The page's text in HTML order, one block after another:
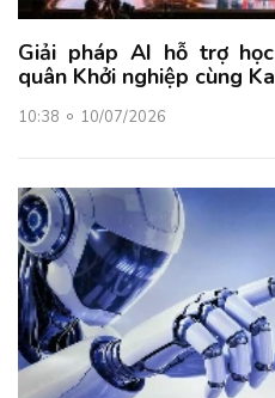
Giải pháp AI hỗ trợ
quân Khởi nghiệp cùng
10:38 10/07/2026